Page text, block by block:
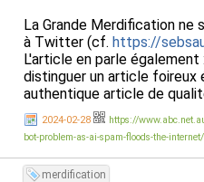
La Grande Merdification ne
à Twitter (cf. https://
L'article en parle
distinguer un article foireux
authentique article de
2024-02-28
https://
bot-problem-as-ai-spam-floods-the-
merdification